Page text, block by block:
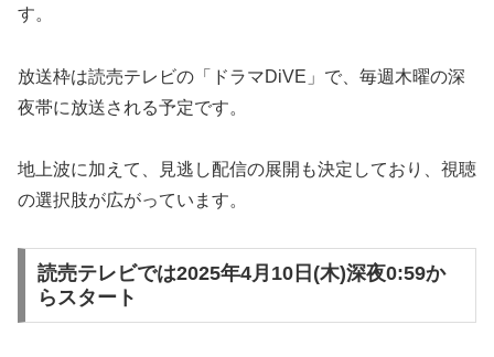
す。
放送枠は読売テレビの「ドラマDiVE」で、毎週木曜の深
夜帯に放送される予定です。
地上波に加えて、見逃し配信の展開も決定しており、視聴
の選択肢が広がっています。
読売テレビでは2025年4月10日(木)深夜0:59か
らスタート